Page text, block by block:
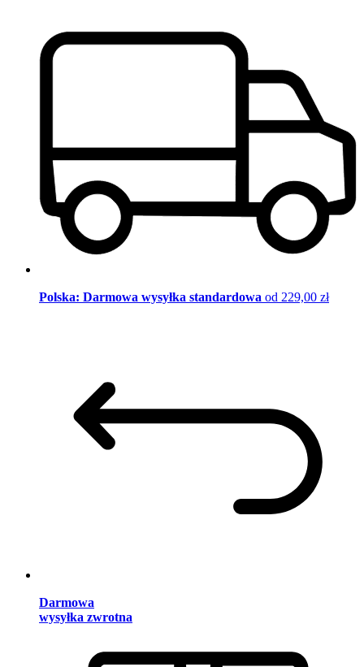
Polska: Darmowa wysyłka standardowa od 229,00 zł
Darmowa
wysyłka zwrotna